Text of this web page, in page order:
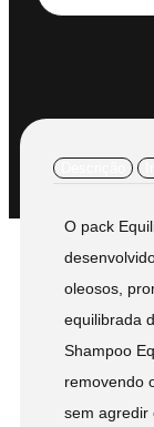
O pack
oleosos,
equilibrada
Shampoo
removendo
sem agredir